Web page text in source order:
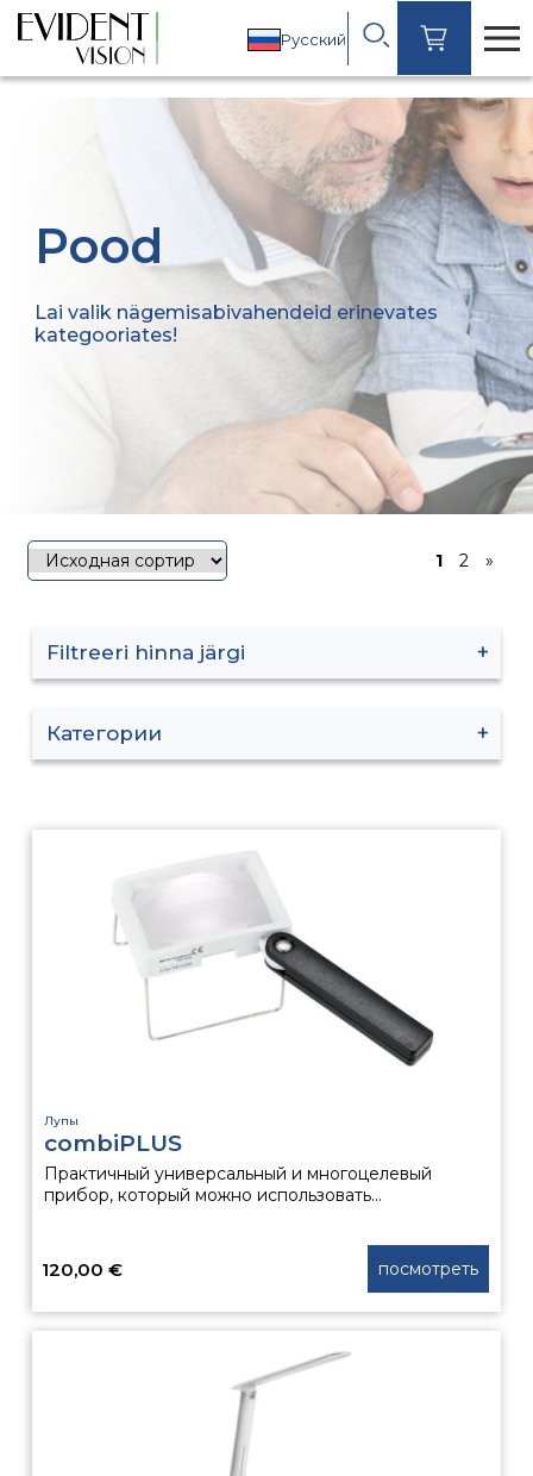
Русский
Pood
Lai valik nägemisabivahendeid erinevates
kategooriates!
1 2 »
Filtreeri hinna järgi
Категории
Лупы
combiPLUS
Практичный универсальный и многоцелевый
прибор, который можно использовать...
120,00 € посмотреть
товар